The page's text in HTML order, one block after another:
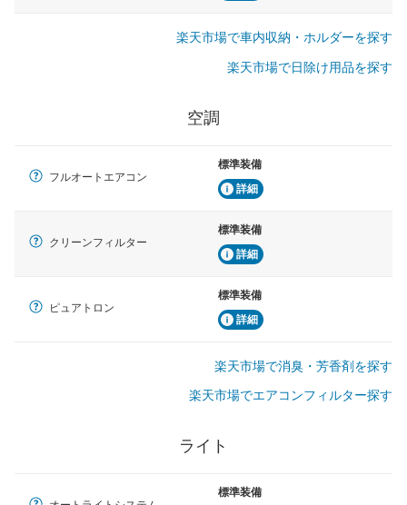
楽天市場で車内収納・ホルダーを探す
楽天市場で日除け用品を探す
空調
フルオートエアコン
標準装備
詳細
クリーンフィルター
標準装備
詳細
ピュアトロン
標準装備
詳細
楽天市場で消臭・芳香剤を探す
楽天市場でエアコンフィルター探す
ライト
標準装備